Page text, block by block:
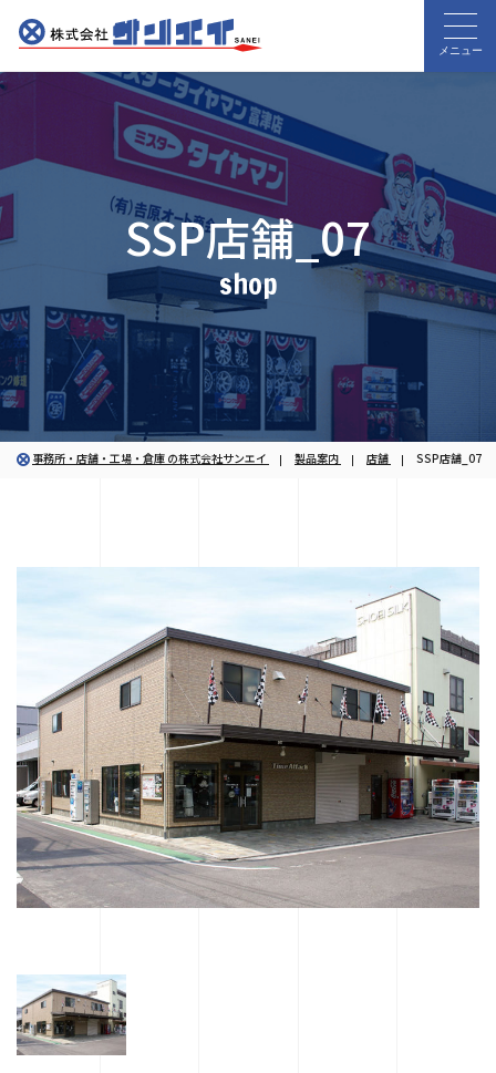
メニュー
SSP店舗_07
shop
事務所・店舗・工場・倉庫 の株式会社サンエイ 製品案内 店舗 SSP店舗_07